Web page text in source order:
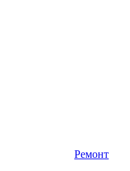
Ремонт